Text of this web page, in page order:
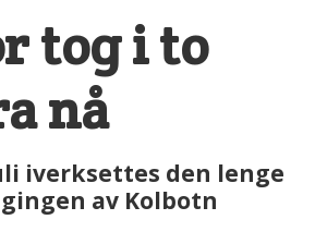
tog i to
nå
iverksettes den lenge
av Kolbotn